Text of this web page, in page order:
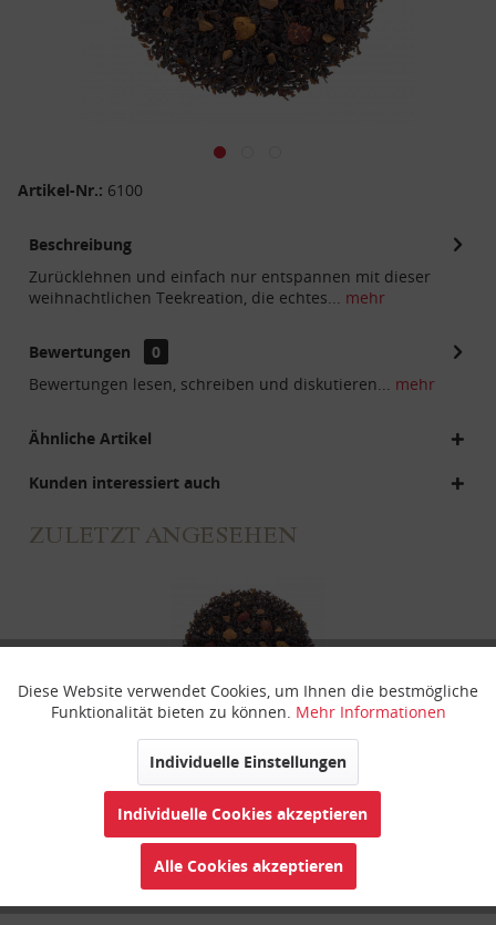
Artikel-Nr.: 6100
Beschreibung
Zurücklehnen und einfach nur entspannen mit dieser
weihnachtlichen Teekreation, die echtes... mehr
Bewertungen
0
Bewertungen lesen, schreiben und diskutieren... mehr
Ähnliche Artikel
Kunden interessiert auch
ZULETZT ANGESEHEN
Bio Schöne Weihnachten
Funktionale Aktiv
Inaktiv
Inaktiv
Personalisierung Inaktiv
Diese Website verwendet Cookies, um Ihnen die bestmögliche
Funktionalität bieten zu können. Mehr Informationen
Individuelle Einstellungen
Individuelle Cookies akzeptieren
Alle Cookies akzeptieren